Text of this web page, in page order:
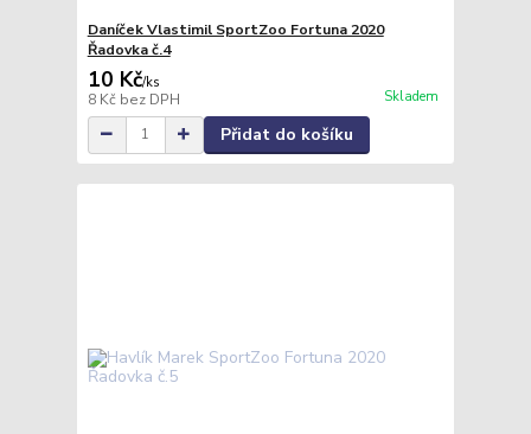
Daníček Vlastimil SportZoo Fortuna 2020
Řadovka č.4
10 Kč/ks
8 Kč bez DPH Skladem
Přidat do košíku